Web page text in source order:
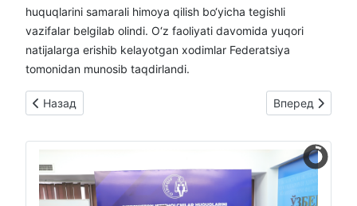
huquqlarini samarali himoya qilish bo‘yicha tegishli
vazifalar belgilab olindi. O‘z faoliyati davomida yuqori
natijalarga erishib kelayotgan xodimlar Federatsiya
tomonidan munosib taqdirlandi.
Предыдущий: ⚡️Yakkabogʻ tumanida yana bir isteʼmolchi
Назад Следующий:
Вперед